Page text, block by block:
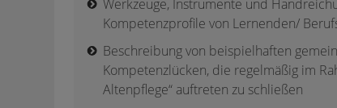
Werkzeuge, Instrumente und
Kompetenzprofile von Lernenden/
Beschreibung von beispielhaften
Kompetenzlücken, die regelmäßig im
Altenpflege“ auftreten zu schließen